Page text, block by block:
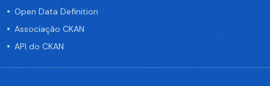
Open Data Definition
Associação CKAN
API do CKAN